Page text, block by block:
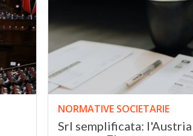
NORMATIVE SOCIETARIE
Srl semplificata: